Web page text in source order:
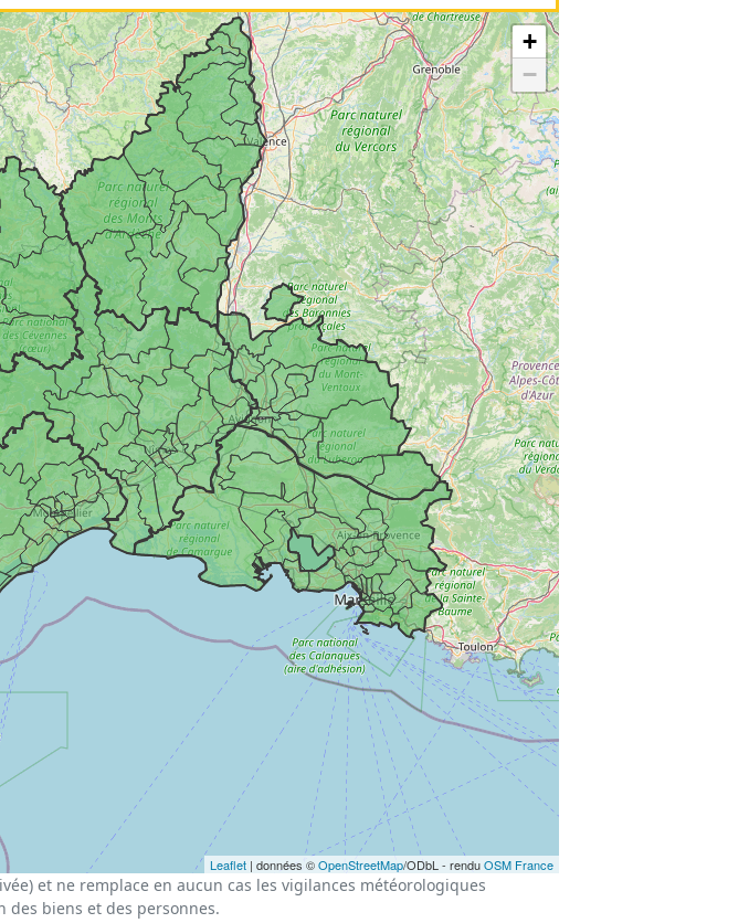
+
−
Leaflet | données ©OpenStreetMap/ODbL - renduOSM France
et ne remplace en aucun cas les vigilances météorologiques
des biens et des personnes.